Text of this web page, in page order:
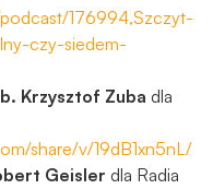
176994,Szczyt-
czy-siedem-
Krzysztof Zuba dla
share/v/19dB1xn5nL/
Geisler dla Radia